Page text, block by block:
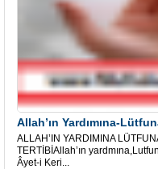
Allah’ın Yardımına-
ALLAH’IN YARDIMINA
TERTİBİAllah’ın
Âyet-i Keri...